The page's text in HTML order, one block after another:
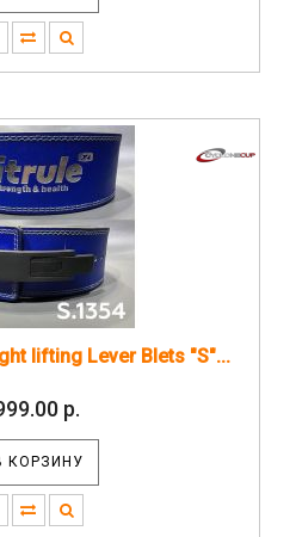
lifting Lever Blets "S"...
р.
КОРЗИНУ